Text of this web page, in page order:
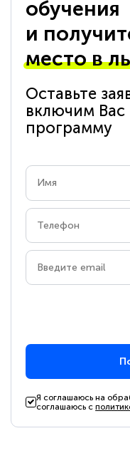
обучения
и
место в
Оставьте
включим
программу
Я соглашаюсь на
соглашаюсь с